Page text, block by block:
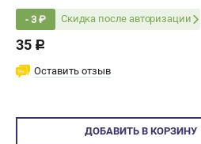
- 3 ₽ Скидка после авторизации
35 c
Оставить отзыв
ДОБАВИТЬ В КОРЗИНУ